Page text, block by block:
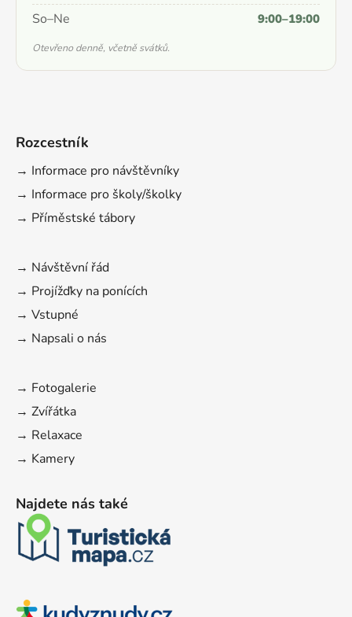
So–Ne 9:00–19:00
Otevřeno denně, včetně svátků.
Rozcestník
→ Informace pro návštěvníky
→ Informace pro školy/školky
→ Příměstské tábory
→ Návštěvní řád
→ Projížďky na ponících
→ Vstupné
→ Napsali o nás
→ Fotogalerie
→ Zvířátka
→ Relaxace
→ Kamery
Najdete nás také